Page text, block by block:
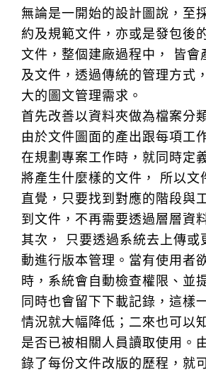
無論是一開始的設計圖說，至
約及規範文件，亦或是發包後
文件，整個建廠過程中， 皆會
及文件，透過傳統的管理方式
大的圖文管理需求。
首先改善以資料夾做為檔案分
由於文件圖面的產出跟每項工
在規劃專案工作時，就同時定
將產生什麼樣的文件， 所以文
直覺，只要找到對應的階段與
到文件，不再需要透過層層資
其次， 只要透過系統去上傳或
動進行版本管理。當有使用者
時，系統會自動檢查權限、並
同時也會留下下載記錄，這樣
情況就大幅降低；二來也可以
是否已被相關人員讀取使用。
錄了每份文件改版的歷程，就